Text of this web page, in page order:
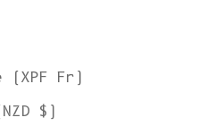
(XPF Fr)
$)